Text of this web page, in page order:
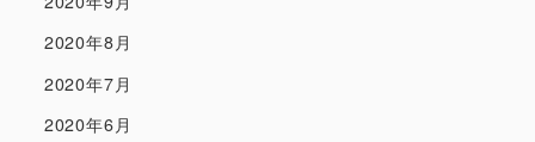
2020年8月
2020年7月
2020年6月